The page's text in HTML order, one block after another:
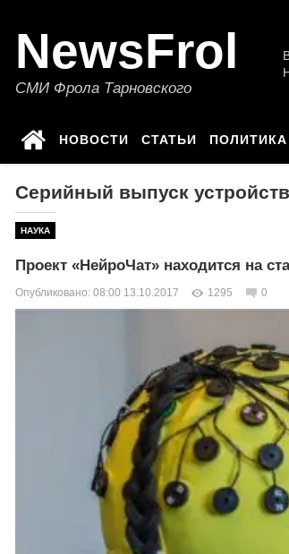
NewsFrol
СМИ Фрола Тарновского
НОВОСТИ СТАТЬИ ПОЛИТИКА
Серийный выпуск
НАУКА
Проект «НейроЧат» находится на
Опубликовано: 08:00 13.10.2017 1295 0